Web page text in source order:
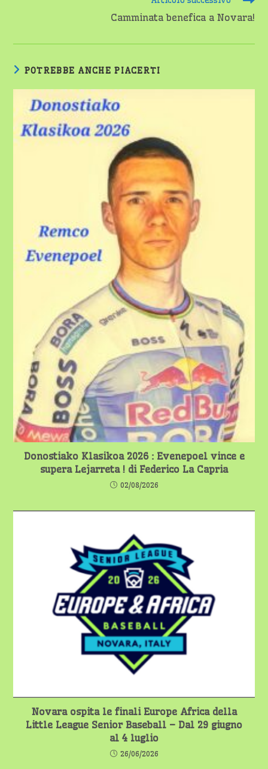
Camminata benefica a Novara!
POTREBBE ANCHE PIACERTI
Donostiako Klasikoa 2026 : Evenepoel vince e
supera Lejarreta ! di Federico La Capria
02/08/2026
Novara ospita le finali Europe Africa della
Little League Senior Baseball – Dal 29 giugno
al 4 luglio
26/06/2026